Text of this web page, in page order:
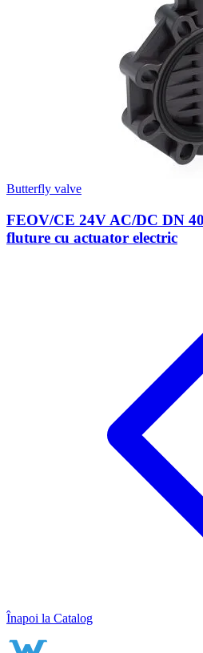
Butterfly valve
FEOV/CE 24V AC/DC DN
fluture cu actuator electric
Înapoi la Catalog